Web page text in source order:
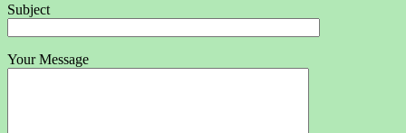
Subject
Your Message